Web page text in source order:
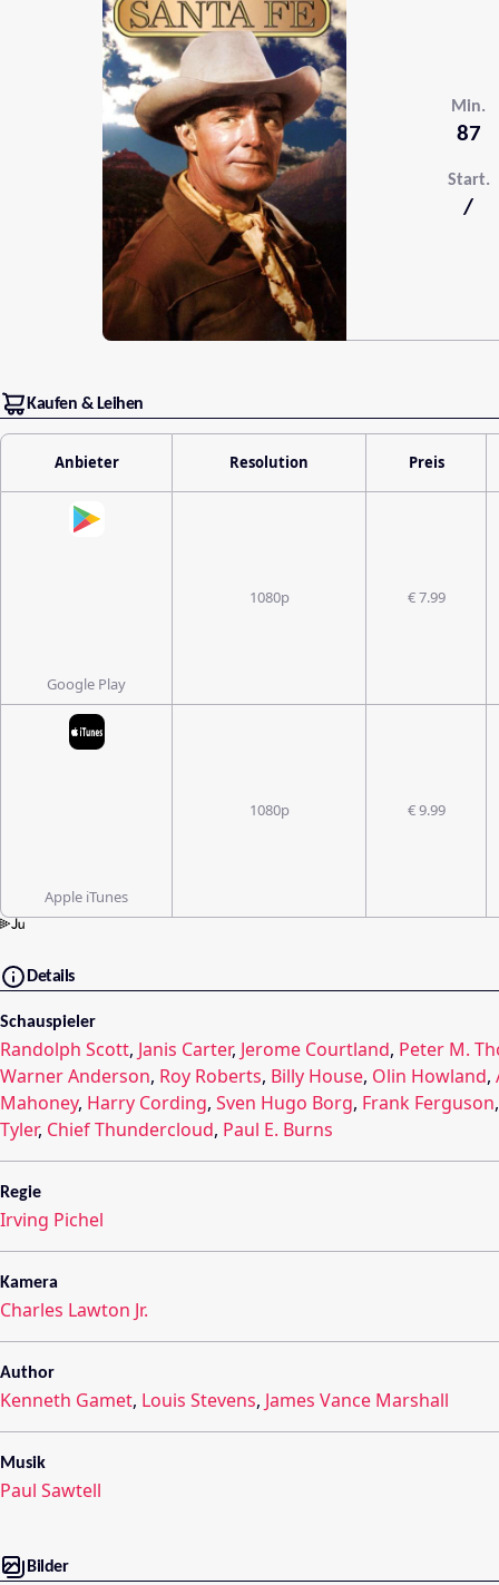
Min.
87
Start.
/
Kaufen & Leihen
Anbieter Resolution Preis
Google Play
1080p € 7.99
Apple iTunes
1080p € 9.99
Details
Schauspieler
Randolph Scott, Janis Carter, Jerome Courtland, Peter M.
Warner Anderson, Roy Roberts, Billy House, Olin Howland,
Mahoney, Harry Cording, Sven Hugo Borg, Frank Ferguson
Tyler, Chief Thundercloud, Paul E. Burns
Regie
Irving Pichel
Kamera
Charles Lawton Jr.
Author
Kenneth Gamet, Louis Stevens, James Vance Marshall
Musik
Paul Sawtell
Bilder